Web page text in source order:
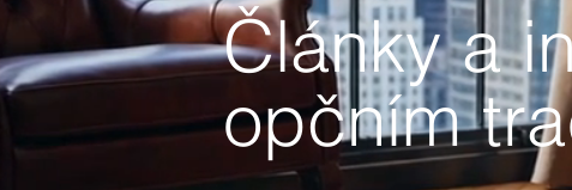
Články a
opčním